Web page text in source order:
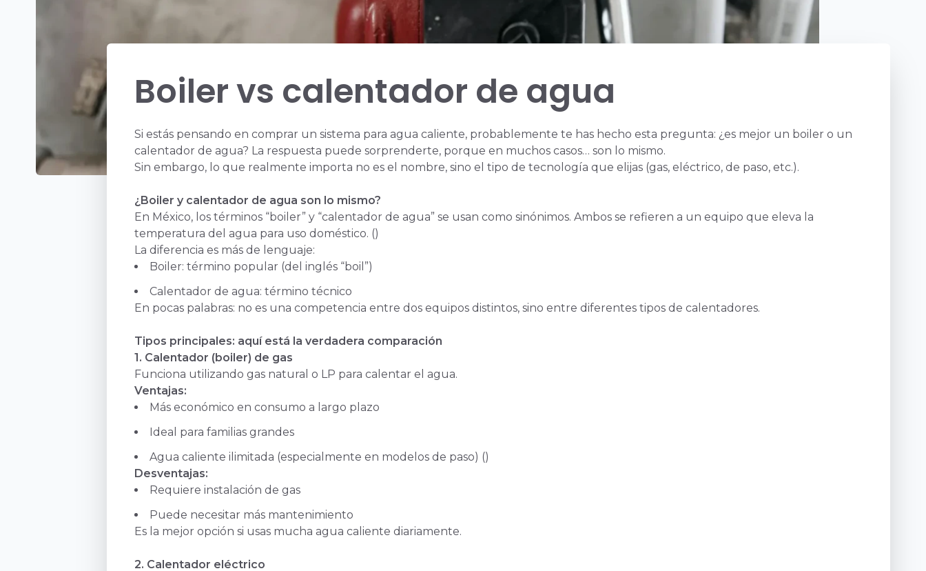
Boiler vs calentador de agua
Si estás pensando en comprar un sistema para agua caliente, probablemente te has hecho esta pregunta: ¿es mejor un boiler o un
calentador de agua? La respuesta puede sorprenderte, porque en muchos casos… son lo mismo.
Sin embargo, lo que realmente importa no es el nombre, sino el tipo de tecnología que elijas (gas, eléctrico, de paso, etc.).
¿Boiler y calentador de agua son lo mismo?
En México, los términos “boiler” y “calentador de agua” se usan como sinónimos. Ambos se refieren a un equipo que eleva la
temperatura del agua para uso doméstico. ()
La diferencia es más de lenguaje:
Boiler: término popular (del inglés “boil”)
Calentador de agua: término técnico
En pocas palabras: no es una competencia entre dos equipos distintos, sino entre diferentes tipos de calentadores.
Tipos principales: aquí está la verdadera comparación
1. Calentador (boiler) de gas
Funciona utilizando gas natural o LP para calentar el agua.
Ventajas:
Más económico en consumo a largo plazo
Ideal para familias grandes
Agua caliente ilimitada (especialmente en modelos de paso) ()
Desventajas:
Requiere instalación de gas
Puede necesitar más mantenimiento
Es la mejor opción si usas mucha agua caliente diariamente.
2. Calentador eléctrico